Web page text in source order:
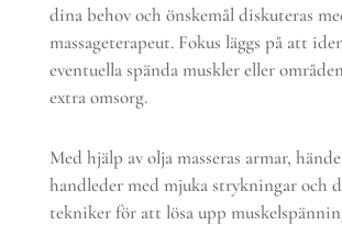
dina behov och önskemål diskuteras
massageterapeut. Fokus läggs på att
eventuella spända muskler eller
extra omsorg.
Med hjälp av olja masseras armar,
handleder med mjuka strykningar och
tekniker för att lösa upp